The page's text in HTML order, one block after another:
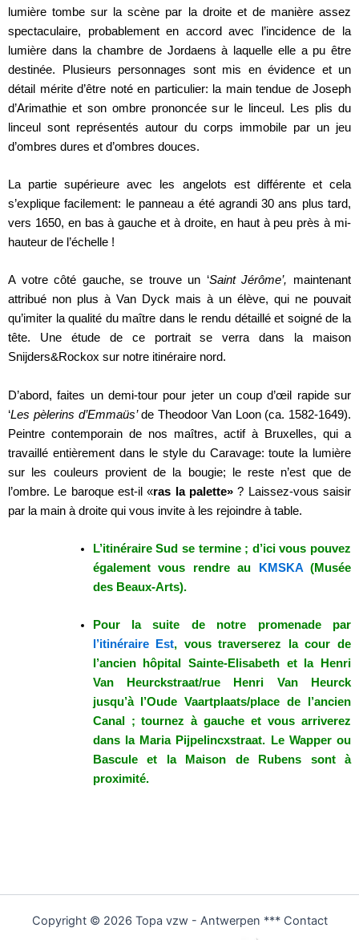
lumière tombe sur la scène par la droite et de manière assez
spectaculaire, probablement en accord avec l’incidence de la
lumière dans la chambre de Jordaens à laquelle elle a pu être
destinée. Plusieurs personnages sont mis en évidence et un
détail mérite d’être noté en particulier: la main tendue de Joseph
d’Arimathie et son ombre prononcée sur le linceul. Les plis du
linceul sont représentés autour du corps immobile par un jeu
d’ombres dures et d’ombres douces.
La partie supérieure avec les angelots est différente et cela
s’explique facilement: le panneau a été agrandi 30 ans plus tard,
vers 1650, en bas à gauche et à droite, en haut à peu près à mi-
hauteur de l’échelle !
A votre côté gauche, se trouve un ‘Saint Jérôme’, maintenant
attribué non plus à Van Dyck mais à un élève, qui ne pouvait
qu’imiter la qualité du maître dans le rendu détaillé et soigné de la
tête. Une étude de ce portrait se verra dans la maison
Snijders&Rockox sur notre itinéraire nord.
D’abord, faites un demi-tour pour jeter un coup d’œil rapide sur
‘Les pèlerins d’Emmaüs’de Theodoor Van Loon (ca. 1582-1649).
Peintre contemporain de nos maîtres, actif à Bruxelles, qui a
travaillé entièrement dans le style du Caravage: toute la lumière
sur les couleurs provient de la bougie; le reste n’est que de
l’ombre. Le baroque est-il «ras la palette» ? Laissez-vous saisir
par la main à droite qui vous invite à les rejoindre à table.
L’itinéraire Sud se termine ; d’ici vous pouvez
également vous rendre au
KMSKA(Musée
des Beaux-Arts).
Pour la suite de notre promenade par
l’itinéraire Est, vous traverserez la cour de
l’ancien hôpital Sainte-Elisabeth et la Henri
Van Heurckstraat/rue Henri Van Heurck
jusqu’à l’Oude Vaartplaats/place de l’ancien
Canal ; tournez à gauche et vous arriverez
dans la Maria Pijpelincxstraat. Le Wapper ou
Bascule et la Maison de Rubens sont à
proximité.
Copyright © 2026 Topa vzw - Antwerpen *** Contact